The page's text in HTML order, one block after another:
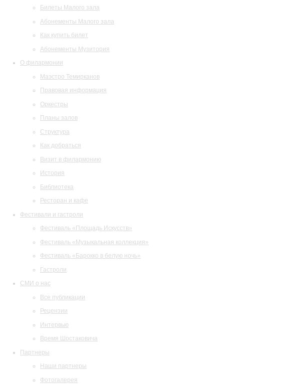
Билеты Малого зала
Абонементы Малого зала
Как купить билет
Абонементы Музитория
О филармонии
Маэстро Темирканов
Правовая информация
Оркестры
Планы залов
Структура
Как добраться
Визит в филармонию
История
Библиотека
Ресторан и кафе
Фестивали и гастроли
Фестиваль «Площадь Искусств»
Фестиваль «Музыкальная коллекция»
Фестиваль «Барокко в белую ночь»
Гастроли
СМИ о нас
Все публикации
Рецензии
Интервью
Время Шостаковича
Партнеры
Наши партнеры
Фотогалерея